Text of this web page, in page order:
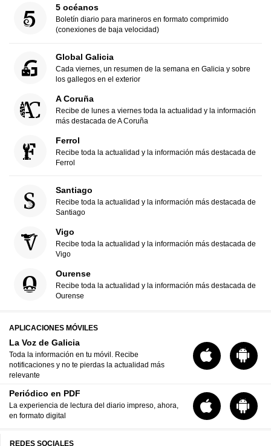
5 océanos
Boletín diario para marineros en formato comprimido
(conexiones de baja velocidad)
Global Galicia
Cada viernes, un resumen de la semana en Galicia y sobre
los gallegos en el exterior
A Coruña
Recibe de lunes a viernes toda la actualidad y la información
más destacada de A Coruña
Ferrol
Recibe toda la actualidad y la información más destacada de
Ferrol
Santiago
Recibe toda la actualidad y la información más destacada de
Santiago
Vigo
Recibe toda la actualidad y la información más destacada de
Vigo
Ourense
Recibe toda la actualidad y la información más destacada de
Ourense
APLICACIONES MÓVILES
La Voz de Galicia
Toda la información en tu móvil. Recibe
notificaciones y no te pierdas la actualidad más
relevante
Periódico en PDF
La experiencia de lectura del diario impreso, ahora,
en formato digital
REDES SOCIALES